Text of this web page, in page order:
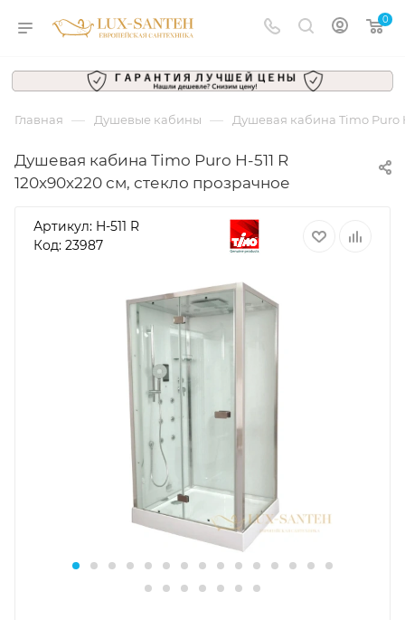
0
Главная — Душевые кабины — Душевая кабина Timo Puro
Душевая кабина Timo Puro H-511 R
120x90x220 см, стекло прозрачное
Артикул: H-511 R
Код: 23987